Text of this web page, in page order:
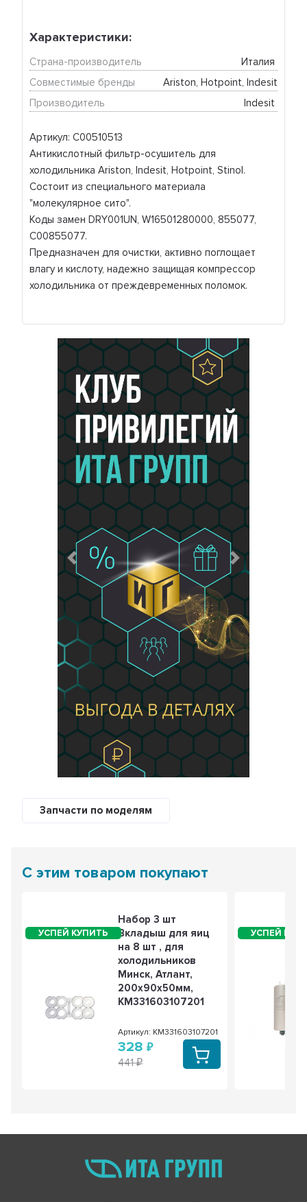
Артикул: C00510513
Антикислотный фильтр-осушитель для
холодильника Ariston, Indesit, Hotpoint, Stinol.
Состоит из специального материала
"молекулярное сито".
Коды замен DRY001UN, W16501280000, 855077,
С00855077.
Предназначен для очистки, активно поглощает
влагу и кислоту, надежно защищая компрессор
холодильника от преждевременных поломок.
Характеристики:
Страна-производитель
Италия
Совместимые бренды
Ariston, Hotpoint, Indesit
Производитель
Indesit
Предыдущий Следующий
Запчасти по моделям
С этим товаром покупают
Набор 3 шт
Вкладыш для яиц
на 8 шт , для
холодильников
Минск, Атлант,
200х90х50мм,
KM331603107201
Артикул: KM331603107201
328
441